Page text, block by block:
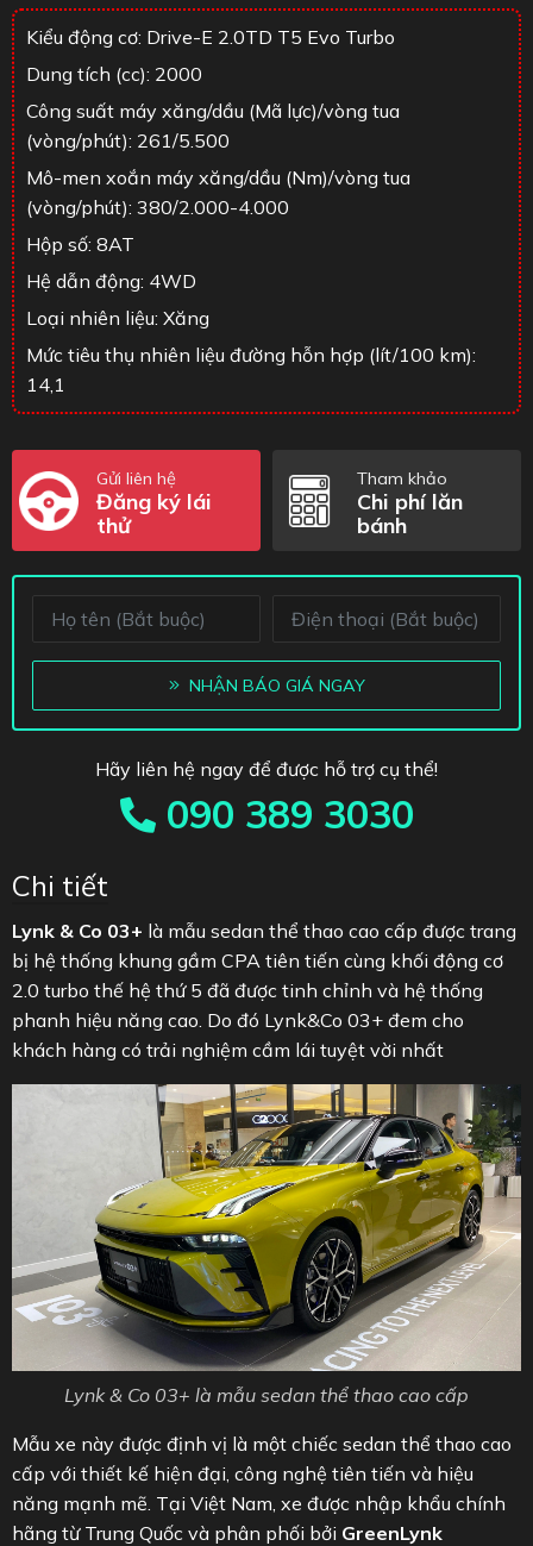
Kiểu động cơ: Drive-E 2.0TD T5 Evo Turbo
Dung tích (cc): 2000
Công suất máy xăng/dầu (Mã lực)/vòng tua
(vòng/phút): 261/5.500
Mô-men xoắn máy xăng/dầu (Nm)/vòng tua
(vòng/phút): 380/2.000-4.000
Hộp số: 8AT
Hệ dẫn động: 4WD
Loại nhiên liệu: Xăng
Mức tiêu thụ nhiên liệu đường hỗn hợp (lít/100 km):
14,1
Gửi liên hệ
Đăng ký lái
thử
Tham khảo
Chi phí lăn
bánh
NHẬN BÁO GIÁ NGAY
Hãy liên hệ ngay để được hỗ trợ cụ thể!
090 389 3030
Chi tiết
Lynk & Co 03+ là mẫu sedan thể thao cao cấp được trang
bị hệ thống khung gầm CPA tiên tiến cùng khối động cơ
2.0 turbo thế hệ thứ 5 đã được tinh chỉnh và hệ thống
phanh hiệu năng cao. Do đó Lynk&Co 03+ đem cho
khách hàng có trải nghiệm cầm lái tuyệt vời nhất
Lynk & Co 03+ là mẫu sedan thể thao cao cấp
Mẫu xe này được định vị là một chiếc sedan thể thao cao
cấp với thiết kế hiện đại, công nghệ tiên tiến và hiệu
năng mạnh mẽ. Tại Việt Nam, xe được nhập khẩu chính
hãng từ Trung Quốc và phân phối bởi GreenLynk